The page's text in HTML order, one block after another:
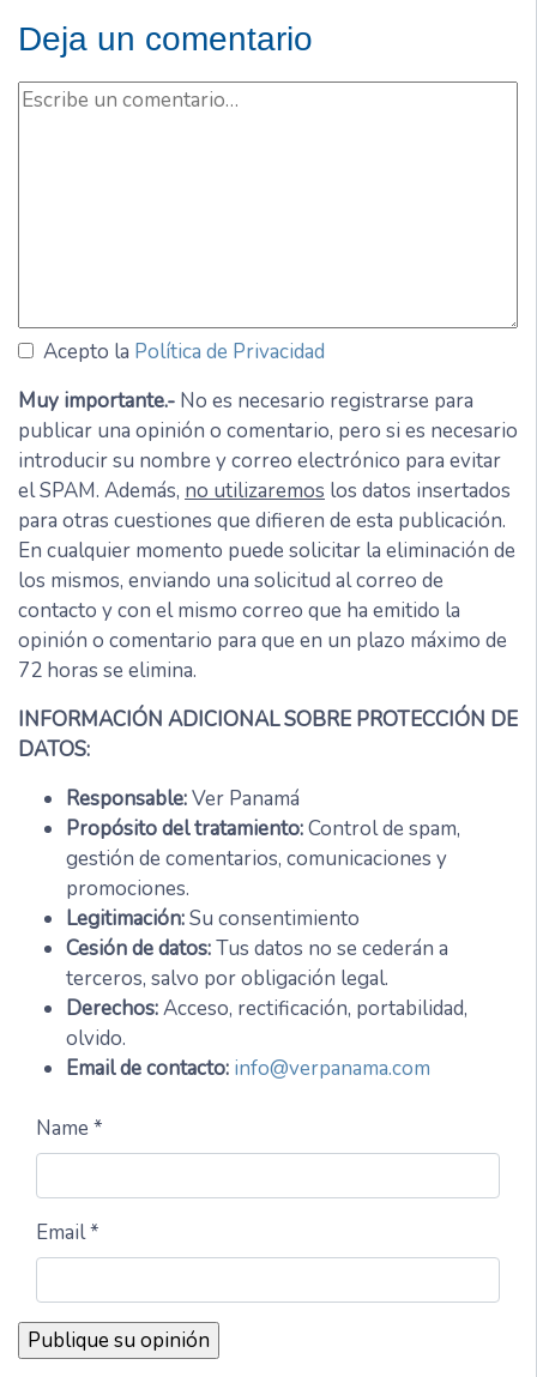
Deja un comentario
Acepto la Política de Privacidad
Muy importante.- No es necesario registrarse para
publicar una opinión o comentario, pero si es necesario
introducir su nombre y correo electrónico para evitar
el SPAM. Además, no utilizaremos los datos insertados
para otras cuestiones que difieren de esta publicación.
En cualquier momento puede solicitar la eliminación de
los mismos, enviando una solicitud al correo de
contacto y con el mismo correo que ha emitido la
opinión o comentario para que en un plazo máximo de
72 horas se elimina.
INFORMACIÓN ADICIONAL SOBRE PROTECCIÓN DE
DATOS:
Responsable:Ver Panamá
Propósito del tratamiento:Control de spam,
gestión de comentarios, comunicaciones y
promociones.
Legitimación:Su consentimiento
Cesión de datos:Tus datos no se cederán a
terceros, salvo por obligación legal.
Derechos:Acceso, rectificación, portabilidad,
olvido.
Email de contacto: info@verpanama.com
Name *
Email *